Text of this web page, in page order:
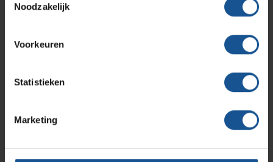
Noodzakelijk
Voorkeuren
Statistieken
Marketing
Afvalinzamelaars, Laboratoria, Ziekenhuizen en klinieken,
Duurzaam
Onze merken